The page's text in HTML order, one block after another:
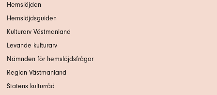
Hemslöjden
Hemslöjdsguiden
Kulturarv Västmanland
Levande kulturarv
Nämnden för hemslöjdsfrågor
Region Västmanland
Statens kulturråd